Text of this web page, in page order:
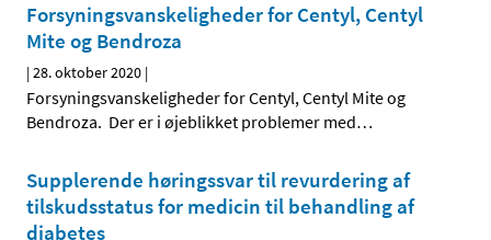
Forsyningsvanskeligheder for Centyl, Centyl
Mite og Bendroza
|28. oktober 2020 |
Forsyningsvanskeligheder for Centyl, Centyl Mite og
Bendroza. Der er i øjeblikket problemer med…
Supplerende høringssvar til revurdering af
tilskudsstatus for medicin til behandling af
diabetes